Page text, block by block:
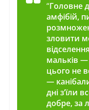
“Головне
амфібій,
зловити
мальків
цього не
—
дні з’їли
добре, за